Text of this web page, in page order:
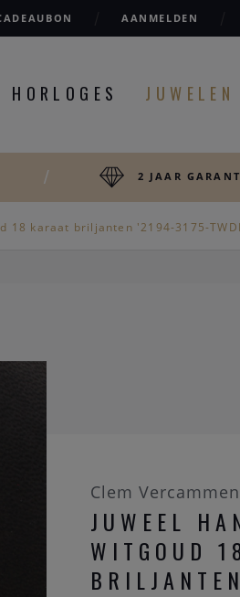
AANMELDEN
HORLOGES JUWELEN
2 JAAR
18 karaat briljanten '2194-3175-
Clem Vercammen
JUWEEL
WITGOUD